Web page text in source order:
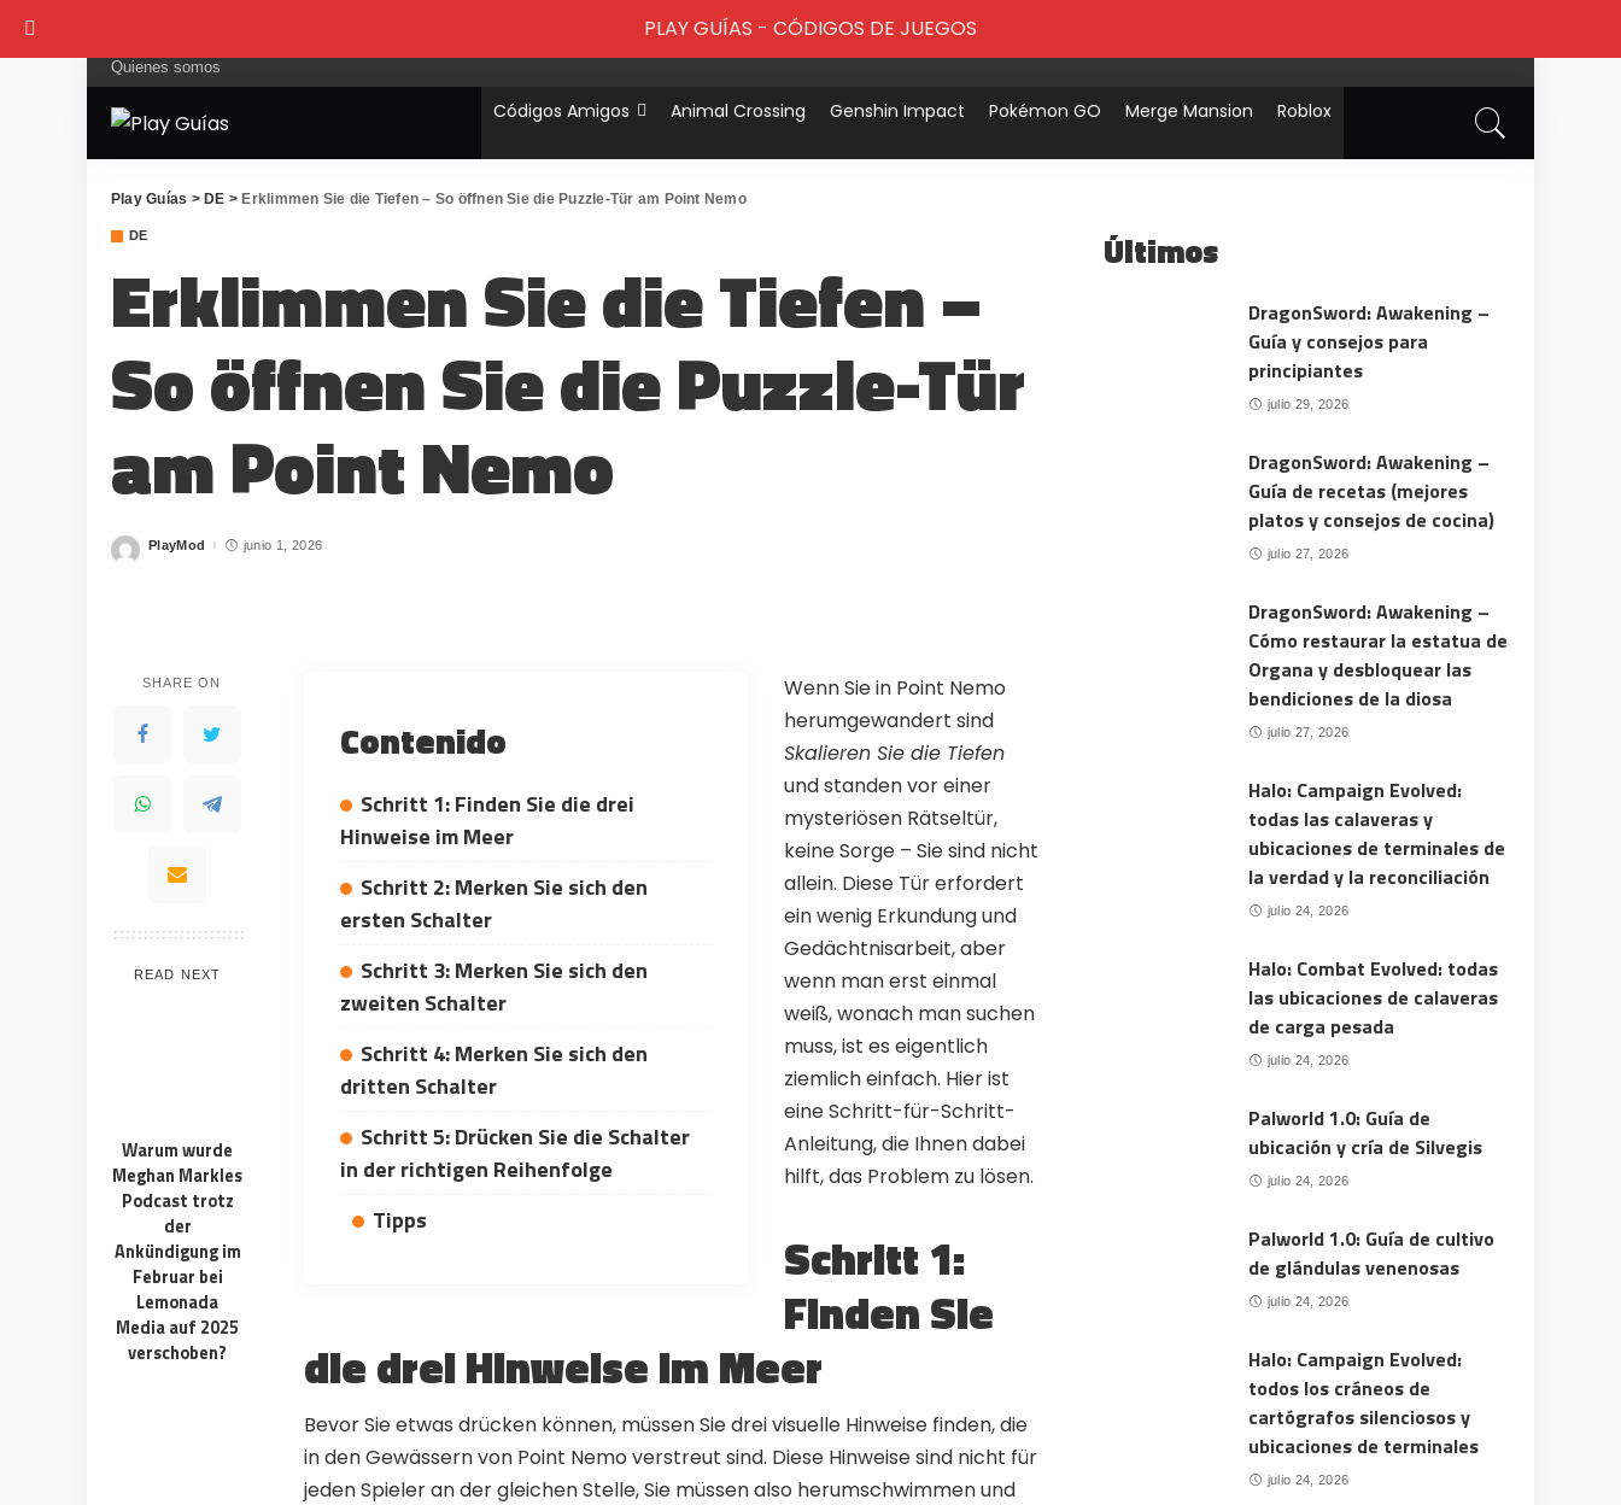
Quienes somos
Códigos Amigos Animal Crossing Genshin Impact Pokémon GO Merge Mansion Roblox
WHY JOIN THE CHANNEL?
ALL PERKS — ZERO NOISE • 100% FREE
No subscription, no credit card required —
⚡ Tricks BEFORE website
Get exclusive codes and strategies before
🎁 Limited-time game codes
Temporary download keys — grab them
fast, they expire
🏆Steam Games Giveaways
Global contests to win full Steam games
🚫Zero Ads • Zero Spam
No promotions, no junk — just pure
🔒Members-Only Content
Exclusive guides & secrets never published
🌍
Join gamers worldwide and get real-time
alerts
Play Guías > DE > Erklimmen Sie die Tiefen – So öffnen Sie die Puzzle-Tür am Point Nemo
DE
Erklimmen Sie die Tiefen –
So öffnen Sie die Puzzle-Tür
am Point Nemo
Posted
PlayMod junio 1, 2026
SHARE ON
READ NEXT
Warum wurde
Meghan Markles
Podcast trotz
der
Ankündigung im
Februar bei
Lemonada
Media auf 2025
verschoben?
Contenido
Schritt 1: Finden Sie die drei
Hinweise im Meer
Schritt 2: Merken Sie sich den
ersten Schalter
Schritt 3: Merken Sie sich den
zweiten Schalter
Schritt 4: Merken Sie sich den
dritten Schalter
Schritt 5: Drücken Sie die Schalter
in der richtigen Reihenfolge
Tipps
Wenn Sie in Point Nemo
herumgewandert sind
Skalieren Sie die Tiefen
und standen vor einer
mysteriösen Rätseltür,
keine Sorge – Sie sind nicht
allein. Diese Tür erfordert
ein wenig Erkundung und
Gedächtnisarbeit, aber
wenn man erst einmal
weiß, wonach man suchen
muss, ist es eigentlich
ziemlich einfach. Hier ist
eine Schritt-für-Schritt-
Anleitung, die Ihnen dabei
hilft, das Problem zu lösen.
Schritt 1:
Finden Sie
die drei Hinweise im Meer
Bevor Sie etwas drücken können, müssen Sie drei visuelle Hinweise finden, die
in den Gewässern von Point Nemo verstreut sind. Diese Hinweise sind nicht für
jeden Spieler an der gleichen Stelle, Sie müssen also herumschwimmen und
Últimos
DragonSword: Awakening –
Guía y consejos para
principiantes
julio 29, 2026
DragonSword: Awakening –
Guía de recetas (mejores
platos y consejos de cocina)
julio 27, 2026
DragonSword: Awakening –
Cómo restaurar la estatua de
Organa y desbloquear las
bendiciones de la diosa
julio 27, 2026
Halo: Campaign Evolved:
todas las calaveras y
ubicaciones de terminales de
la verdad y la reconciliación
julio 24, 2026
Halo: Combat Evolved: todas
las ubicaciones de calaveras
de carga pesada
julio 24, 2026
Palworld 1.0: Guía de
ubicación y cría de Silvegis
julio 24, 2026
Palworld 1.0: Guía de cultivo
de glándulas venenosas
julio 24, 2026
Halo: Campaign Evolved:
todos los cráneos de
cartógrafos silenciosos y
ubicaciones de terminales
julio 24, 2026
PLAY GUÍAS - CÓDIGOS DE JUEGOS